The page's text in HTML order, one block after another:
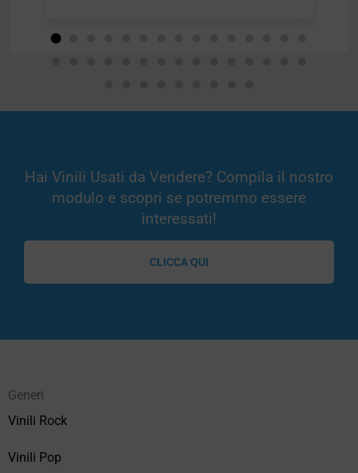
Hai Vinili Usati da Vendere? Compila il nostro
modulo e scopri se potremmo essere
interessati!
CLICCA QUI
Generi
Vinili Rock
Vinili Pop